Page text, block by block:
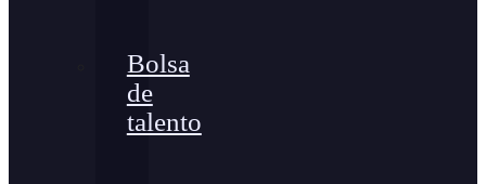
Bolsa
de
talento